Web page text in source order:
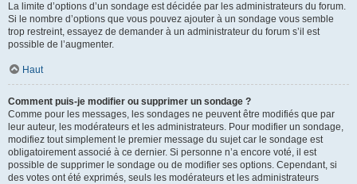
La limite d’options d’un sondage est décidée par les administrateurs du forum.
Si le nombre d’options que vous pouvez ajouter à un sondage vous semble
trop restreint, essayez de demander à un administrateur du forum s’il est
possible de l’augmenter.
Haut
Comment puis-je modifier ou supprimer un sondage ?
Comme pour les messages, les sondages ne peuvent être modifiés que par
leur auteur, les modérateurs et les administrateurs. Pour modifier un sondage,
modifiez tout simplement le premier message du sujet car le sondage est
obligatoirement associé à ce dernier. Si personne n’a encore voté, il est
possible de supprimer le sondage ou de modifier ses options. Cependant, si
des votes ont été exprimés, seuls les modérateurs et les administrateurs